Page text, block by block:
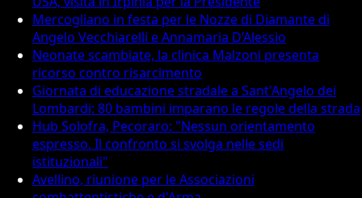
Mercogliano in festa per le Nozze di Diamante di
Angelo Vecchiarelli e Annamaria D’Alessio
Neonate scambiate, la clinica Malzoni presenta
ricorso contro risarcimento
Giornata di educazione stradale a Sant'Angelo dei
Lombardi: 80 bambini imparano le regole della strada
Hub Solofra, Pecoraro: "Nessun orientamento
espresso. Il confronto si svolga nelle sedi
istituzionali"
Avellino, riunione per le Associazioni